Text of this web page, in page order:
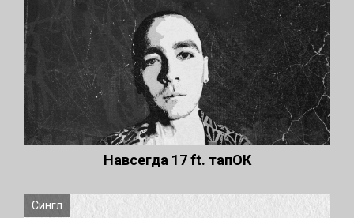
Навсегда 17 ft. тапОК
Сингл